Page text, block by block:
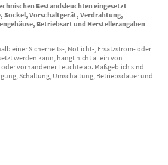
Bestandsleuchten eingesetzt
Sockel, Vorschaltgerät, Verdrahtung,
Betriebsart und Herstellerangaben
einer Sicherheits-, Notlicht-, Ersatzstrom- oder
werden kann, hängt nicht allein von
vorhandener Leuchte ab. Maßgeblich sind
Schaltung, Umschaltung, Betriebsdauer und